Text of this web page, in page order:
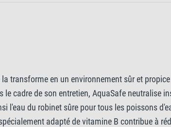
transforme en un environnement sûr et
cadre de son entretien, AquaSafe neutralise
l'eau du robinet sûre pour tous les poissons
adapté de vitamine B contribue à